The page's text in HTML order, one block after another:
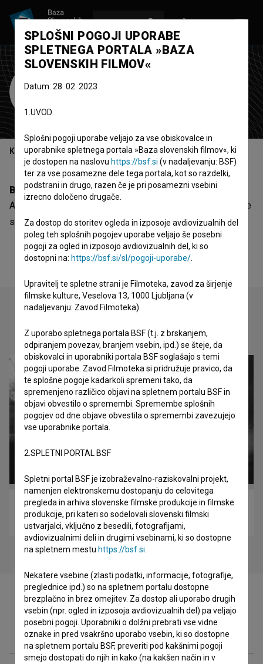
Almir Kenović
Kazalo
Biografija
Almir Kenović je montažer. Najnovejši projekt, pri katerem je
sodeloval, je Ram za sliku moje domovine (2005).
Oglejte si
Nasvidenje v naslednji vojni (1980)
drama, romantični, vojni
Filmografija (1)
SPLOŠNI POGOJI UPORABE
SPLETNEGA PORTALA »BAZA
SLOVENSKIH FILMOV«
Datum: 28. 02. 2023
1.UVOD
Splošni pogoji uporabe veljajo za vse obiskovalce in
uporabnike spletnega portala »Baza slovenskih filmov«, ki
je dostopen na naslovu https://bsf.si (v nadaljevanju: BSF)
ter za vse posamezne dele tega portala, kot so razdelki,
podstrani in drugo, razen če je pri posamezni vsebini
izrecno določeno drugače.
Za dostop do storitev ogleda in izposoje avdiovizualnih del
poleg teh splošnih pogojev uporabe veljajo še posebni
pogoji za ogled in izposojo avdiovizualnih del, ki so
dostopni na: https://bsf.si/sl/pogoji-uporabe/
Upravitelj te spletne strani je Filmoteka, zavod za širjenje
filmske kulture, Veselova 13, 1000 Ljubljana (v
nadaljevanju: Zavod Filmoteka).
Z uporabo spletnega portala BSF (t.j. z brskanjem,
odpiranjem povezav, branjem vsebin, ipd.) se šteje, da
obiskovalci in uporabniki portala BSF soglašajo s temi
pogoji uporabe. Zavod Filmoteka si pridružuje pravico, da
te splošne pogoje kadarkoli spremeni tako, da
spremenjeno različico objavi na spletnem portalu BSF in
objavi obvestilo o spremembi. Spremembe splošnih
pogojev od dne objave obvestila o spremembi zavezujejo
vse uporabnike portala.
2.SPLETNI PORTAL BSF
Spletni portal BSF je izobraževalno-raziskovalni projekt,
namenjen elektronskemu dostopanju do celovitega
pregleda in arhiva slovenske filmske produkcije in filmske
produkcije, pri kateri so sodelovali slovenski filmski
ustvarjalci, vključno z besedili, fotografijami,
avdiovizualnimi deli in drugimi vsebinami, ki so dostopne
na spletnem mestu https://bsf.si
Nekatere vsebine (zlasti podatki, informacije, fotografije,
preglednice ipd.) so na spletnem portalu dostopne
brezplačno in brez omejitev. Za dostop ali uporabo drugih
vsebin (npr. ogled in izposoja avdiovizualnih del) pa veljajo
posebni pogoji. Uporabniki o dolžni prebrati vse vidne
oznake in pred vsakršno uporabo vsebin, ki so dostopne
na spletnem portalu BSF, preveriti pod kakšnimi pogoji
smejo dostopati do njih in kako (na kakšen način in v